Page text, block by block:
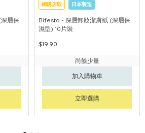
層保
網購店取 日本製造
Bifesta - 深層卸妝潔膚紙 (深層保
濕型) 10片裝
$19.90
尚餘少量
加入購物車
立即選購